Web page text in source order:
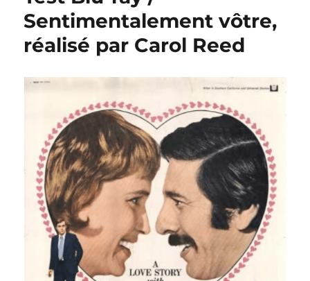
Stuart,
Reine
d’Écosse,
Jarrott
Sentimentalement vôtre,
réalisé par Carol Reed